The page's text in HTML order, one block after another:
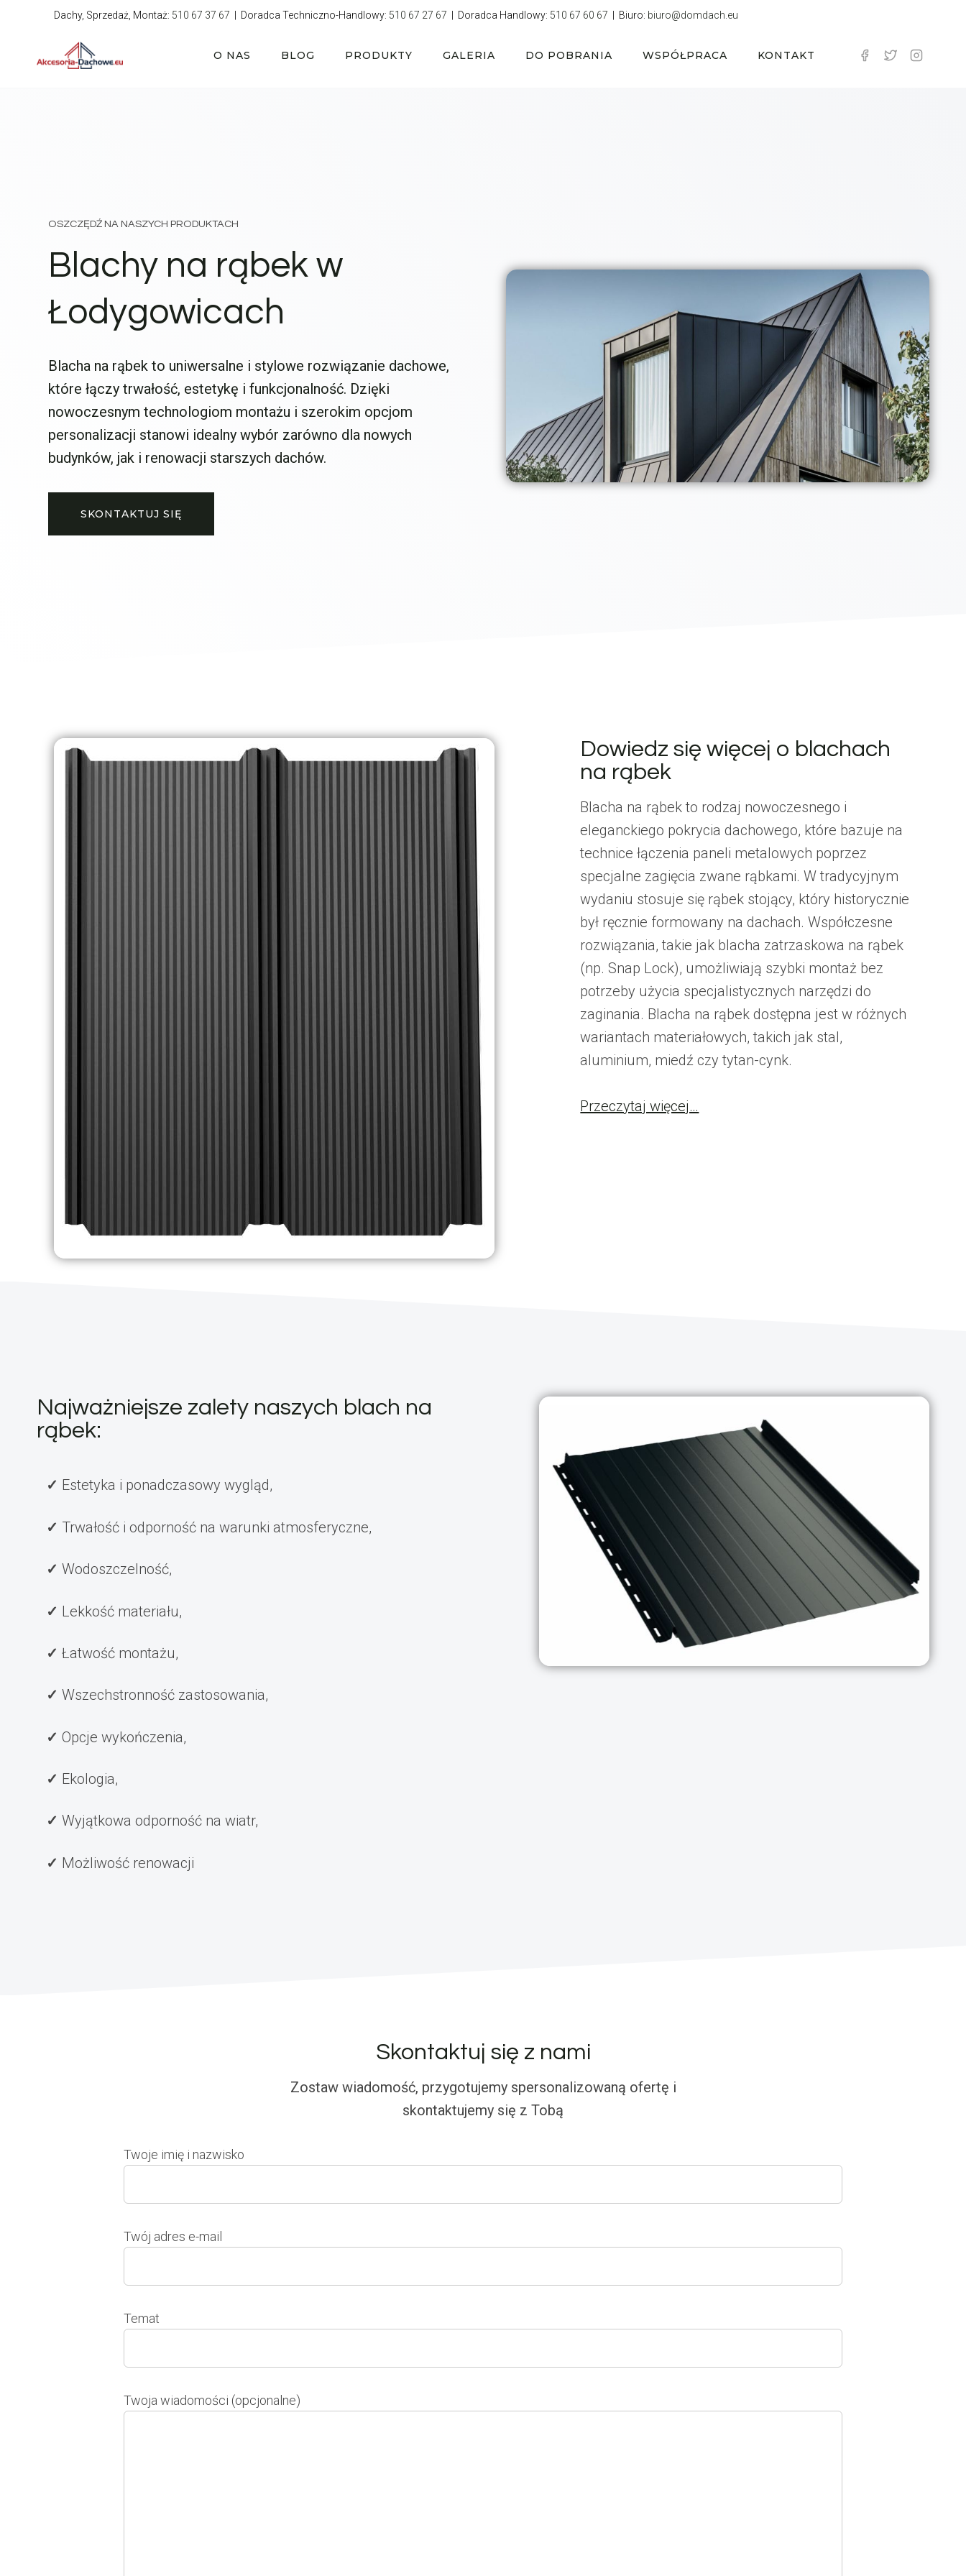
Dachy, Sprzedaż, Montaż: 510 67 37 67 | Doradca Techniczno-Handlowy: 510 67 27 67 | Doradca Handlowy: 510 67 60 67 | Biuro: biuro@domdach.eu
O NAS BLOG PRODUKTY GALERIA DO POBRANIA WSPÓŁPRACA KONTAKT
OSZCZĘDŹ NA NASZYCH PRODUKTACH
Blachy na rąbek w
Łodygowicach
Blacha na rąbek to uniwersalne i stylowe rozwiązanie dachowe,
które łączy trwałość, estetykę i funkcjonalność. Dzięki
nowoczesnym technologiom montażu i szerokim opcjom
personalizacji stanowi idealny wybór zarówno dla nowych
budynków, jak i renowacji starszych dachów.
SKONTAKTUJ SIĘ
Dowiedz się więcej o blachach
na rąbek
Blacha na rąbek to rodzaj nowoczesnego i
eleganckiego pokrycia dachowego, które bazuje na
technice łączenia paneli metalowych poprzez
specjalne zagięcia zwane rąbkami. W tradycyjnym
wydaniu stosuje się rąbek stojący, który historycznie
był ręcznie formowany na dachach. Współczesne
rozwiązania, takie jak blacha zatrzaskowa na rąbek
(np. Snap Lock), umożliwiają szybki montaż bez
potrzeby użycia specjalistycznych narzędzi do
zaginania. Blacha na rąbek dostępna jest w różnych
wariantach materiałowych, takich jak stal,
aluminium, miedź czy tytan-cynk.
Przeczytaj więcej…
Najważniejsze zalety naszych blach na
rąbek:
Estetyka i ponadczasowy wygląd,
Trwałość i odporność na warunki atmosferyczne,
Wodoszczelność,
Lekkość materiału,
Łatwość montażu,
Wszechstronność zastosowania,
Opcje wykończenia,
Ekologia,
Wyjątkowa odporność na wiatr,
Możliwość renowacji
Skontaktuj się z nami
Zostaw wiadomość, przygotujemy spersonalizowaną ofertę i
skontaktujemy się z Tobą
Twoje imię i nazwisko
Twój adres e-mail
Temat
Twoja wiadomości (opcjonalne)